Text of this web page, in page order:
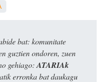
bat: komunitate
guztien ondoren, zuen
gehiago: ATARIAk
erronka bat daukagu